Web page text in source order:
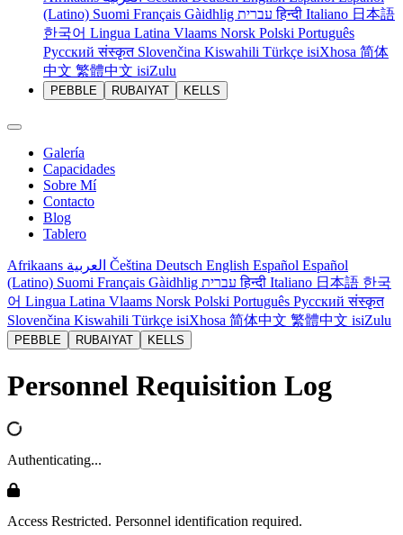
(Latino) Suomi Français Gàidhlig עבריתहिन्दी Italiano 日本語
한국어 Lingua Latina Vlaams Norsk Polski Português
Русскийसंस्कृत Slovenčina Kiswahili Türkçe isiXhosa 简体
中文 繁體中文 isiZulu
PEBBLE RUBAIYAT KELLS
Galería
Capacidades
Sobre Mí
Contacto
Blog
Tablero
Afrikaans Čeština Deutsch English Español Español
(Latino) Suomi Français Gàidhlig עבריתहिन्दी Italiano 日本語 한국
어 Lingua Latina Vlaams Norsk Polski Português Русскийसंस्कृत
Slovenčina Kiswahili Türkçe isiXhosa 简体中文 繁體中文 isiZulu
PEBBLE RUBAIYAT KELLS
Personnel Requisition Log
Authenticating...
Access Restricted. Personnel identification required.